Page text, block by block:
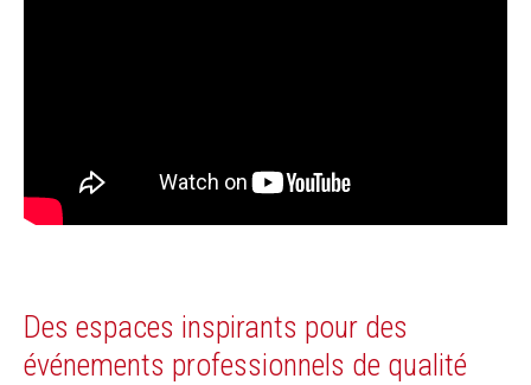
Des espaces inspirants pour des
événements professionnels de qualité